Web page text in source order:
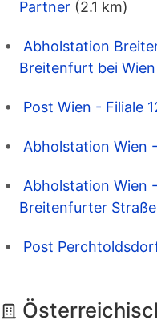
Partner (2.1 km)
Abholstation
Breitenfurt bei
Post Wien - Filiale
Abholstation Wien
Abholstation Wien
Breitenfurter
Post